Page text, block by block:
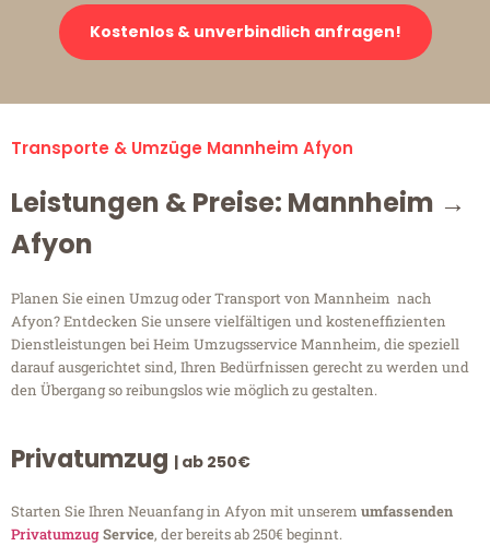
Kostenlos & unverbindlich anfragen!
Transporte & Umzüge Mannheim Afyon
Leistungen & Preise: Mannheim →
Afyon
Planen Sie einen Umzug oder Transport von Mannheim nach
Afyon? Entdecken Sie unsere vielfältigen und kosteneffizienten
Dienstleistungen bei Heim Umzugsservice Mannheim, die speziell
darauf ausgerichtet sind, Ihren Bedürfnissen gerecht zu werden und
den Übergang so reibungslos wie möglich zu gestalten.
Privatumzug | ab 250€
Starten Sie Ihren Neuanfang in Afyon mit unserem umfassenden
PrivatumzugService, der bereits ab 250€ beginnt.